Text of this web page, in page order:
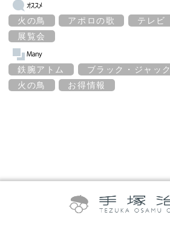
火の鳥 アポロの歌 テレビ
展覧会
鉄腕アトム ブラック・ジャック
火の鳥
お得情報